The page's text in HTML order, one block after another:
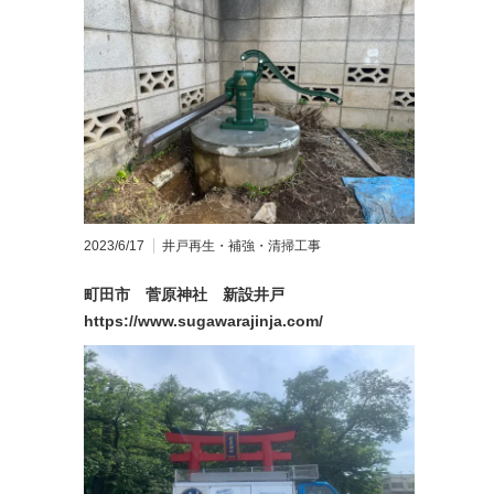
2023/6/17 井戸再生・補強・清掃工事
町田市 菅原神社 新設井戸
https://www.sugawarajinja.com/